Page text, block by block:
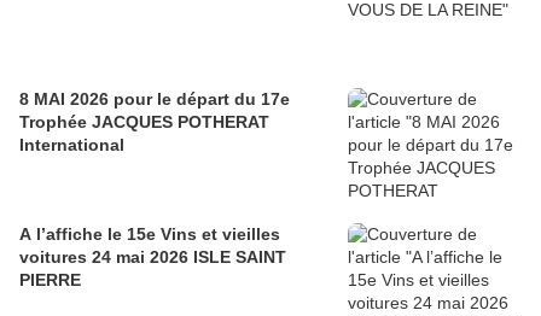
8 MAI 2026 pour le départ du 17e
Trophée JACQUES POTHERAT
International
A l’affiche le 15e Vins et vieilles
voitures 24 mai 2026 ISLE SAINT
PIERRE